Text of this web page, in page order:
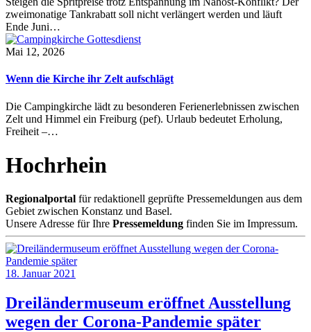
zweimonatige Tankrabatt soll nicht verlängert werden und läuft
Ende Juni…
Mai 12, 2026
Wenn die Kirche ihr Zelt aufschlägt
Die Campingkirche lädt zu besonderen Ferienerlebnissen zwischen
Zelt und Himmel ein Freiburg (pef). Urlaub bedeutet Erholung,
Freiheit –…
Hochrhein
Regionalportal für redaktionell geprüfte Pressemeldungen aus dem
Gebiet zwischen Konstanz und Basel.
Unsere Adresse für Ihre Pressemeldung finden Sie im Impressum.
18. Januar 2021
Dreiländermuseum eröffnet Ausstellung
wegen der Corona-Pandemie später